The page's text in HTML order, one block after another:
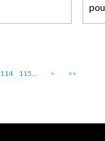
114 115... > >>